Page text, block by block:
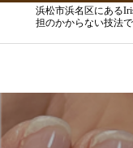
浜松市浜名区にある
担のかからない技法